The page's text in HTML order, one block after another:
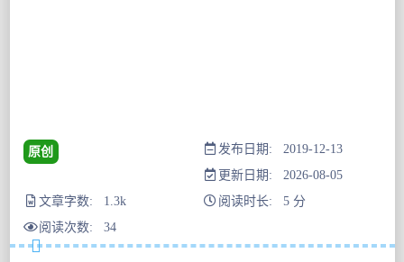
原创
发布日期: 2019-12-13
更新日期: 2026-08-05
文章字数: 1.3k
阅读时长: 5 分
阅读次数: 34